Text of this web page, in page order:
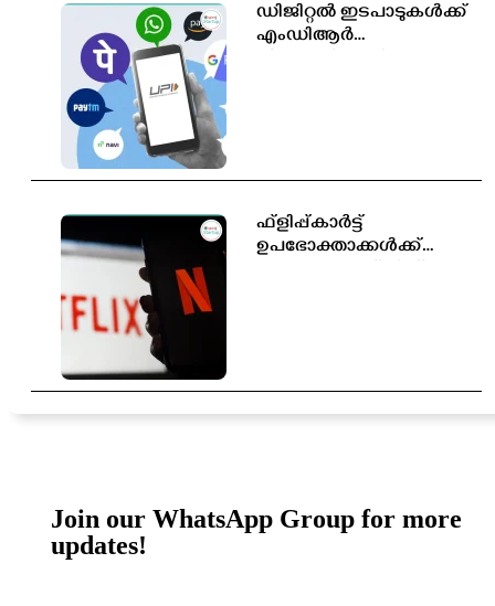
ഡിജിറ്റൽ ഇടപാടുകൾക്ക്
എംഡിആർ
ഫ്ളിപ്പ്കാർട്ട്
ഉപഭോക്താക്കൾക്ക്
Join our WhatsApp Group for more
updates!